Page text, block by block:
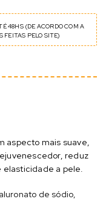
48HS (DE ACORDO COM A
FEITAS PELO SITE)
aspecto mais suave,
reduz
elasticidade a pele.
de sódio,